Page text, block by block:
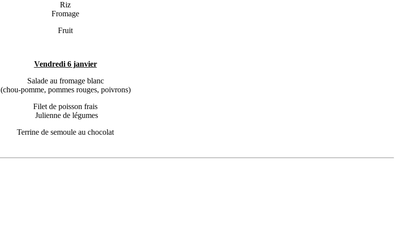
Riz
Fromage
Fruit
Vendredi 6 janvier
Salade au fromage blanc
(chou-pomme, pommes rouges, poivrons)
Filet de poisson frais
Julienne de légumes
Terrine de semoule au chocolat